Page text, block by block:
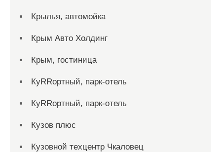
Крылья, автомойка
Крым Авто Холдинг
Крым, гостиница
КуRRортный, парк-отель
КуRRортный, парк-отель
Кузов плюс
Кузовной техцентр Чкаловец